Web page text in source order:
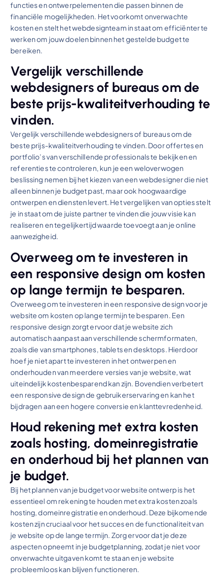
functies en ontwerpelementen die passen binnen de
financiële mogelijkheden. Het voorkomt onverwachte
kosten en stelt het webdesignteam in staat om efficiënter te
werken om jouw doelen binnen het gestelde budget te
bereiken.
Vergelijk verschillende
webdesigners of bureaus om de
beste prijs-kwaliteitverhouding te
vinden.
Vergelijk verschillende webdesigners of bureaus om de
beste prijs-kwaliteitverhouding te vinden. Door offertes en
portfolio’s van verschillende professionals te bekijken en
referenties te controleren, kun je een weloverwogen
beslissing nemen bij het kiezen van een webdesigner die niet
alleen binnen je budget past, maar ook hoogwaardige
ontwerpen en diensten levert. Het vergelijken van opties stelt
je in staat om de juiste partner te vinden die jouw visie kan
realiseren en tegelijkertijd waarde toevoegt aan je online
aanwezigheid.
Overweeg om te investeren in
een responsive design om kosten
op lange termijn te besparen.
Overweeg om te investeren in een responsive design voor je
website om kosten op lange termijn te besparen. Een
responsive design zorgt ervoor dat je website zich
automatisch aanpast aan verschillende schermformaten,
zoals die van smartphones, tablets en desktops. Hierdoor
hoef je niet apart te investeren in het ontwerpen en
onderhouden van meerdere versies van je website, wat
uiteindelijk kostenbesparend kan zijn. Bovendien verbetert
een responsive design de gebruikerservaring en kan het
bijdragen aan een hogere conversie en klanttevredenheid.
Houd rekening met extra kosten
zoals hosting, domeinregistratie
en onderhoud bij het plannen van
je budget.
Bij het plannen van je budget voor website ontwerp is het
essentieel om rekening te houden met extra kosten zoals
hosting, domeinregistratie en onderhoud. Deze bijkomende
kosten zijn cruciaal voor het succes en de functionaliteit van
je website op de lange termijn. Zorg ervoor dat je deze
aspecten opneemt in je budgetplanning, zodat je niet voor
onverwachte uitgaven komt te staan en je website
probleemloos kan blijven functioneren.